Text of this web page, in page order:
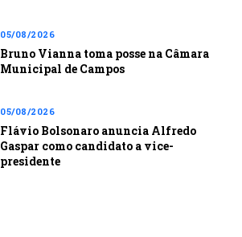
05/08/2026
Bruno Vianna toma posse na Câmara
Municipal de Campos
05/08/2026
Flávio Bolsonaro anuncia Alfredo
Gaspar como candidato a vice-
presidente